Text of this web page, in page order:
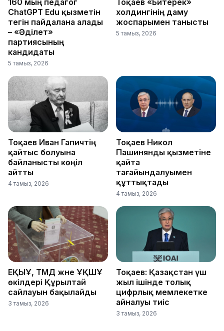
160 мың педагог
ChatGPT Edu қызметін
тегін пайдалана алады
– «Әділет»
партиясының
кандидаты
5 тамыз, 2026
Тоқаев «Бәйтерек»
холдингінің даму
жоспарымен танысты
5 тамыз, 2026
Тоқаев Иван Гапичтің
қайтыс болуына
байланысты көңіл
айтты
4 тамыз, 2026
Тоқаев Никол
Пашинянды қызметіне
қайта
тағайындалуымен
құттықтады
4 тамыз, 2026
ЕҚЫҰ, ТМД және ҰҚШҰ
өкілдері Құрылтай
сайлауын бақылайды
3 тамыз, 2026
Тоқаев: Қазақстан үш
жыл ішінде толық
цифрлық мемлекетке
айналуы тиіс
3 тамыз, 2026